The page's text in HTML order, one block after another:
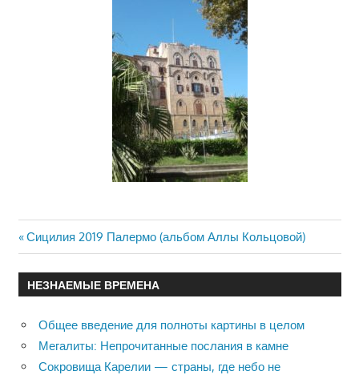
Навигация
по
записям
Previous
Post:
Сицилия 2019 Палермо (альбом Аллы Кольцовой)
НЕЗНАЕМЫЕ ВРЕМЕНА
Общее введение для полноты картины в целом
Мегалиты: Непрочитанные послания в камне
Сокровища Карелии — страны, где небо не